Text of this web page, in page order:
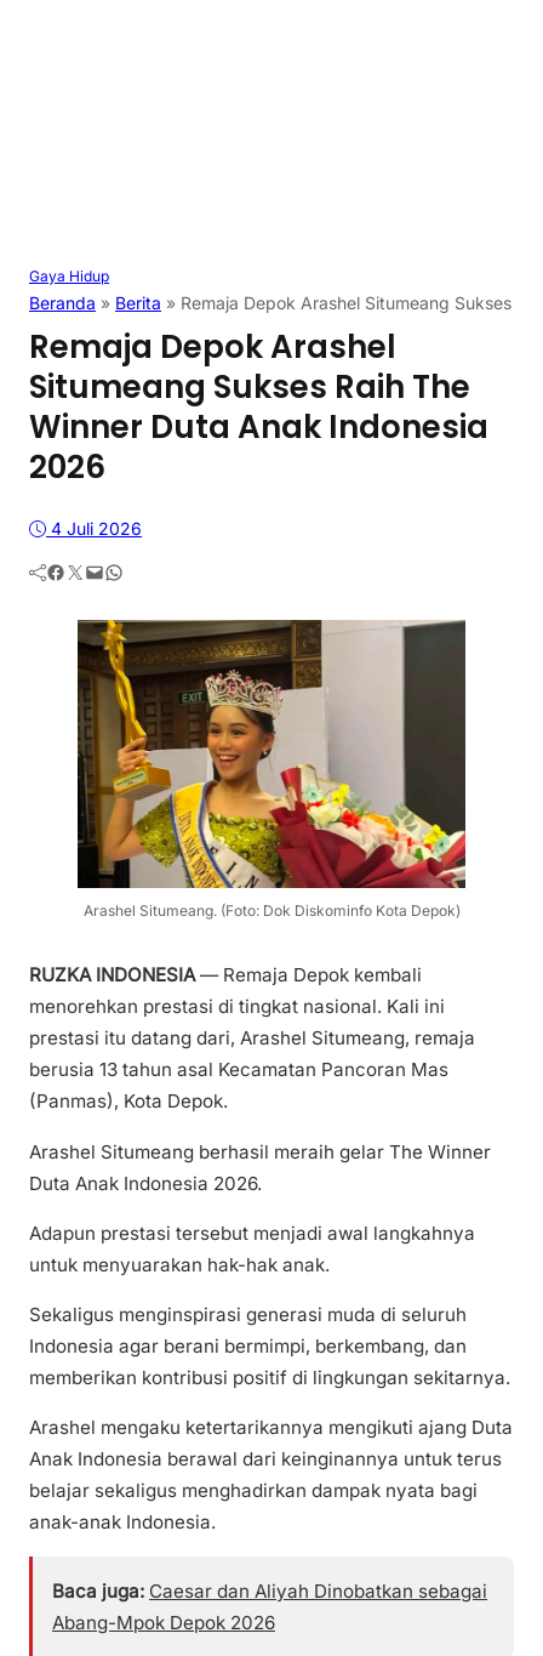
Gaya Hidup
Beranda » Berita » Remaja Depok Arashel Situmeang Sukses
Remaja Depok Arashel
Situmeang Sukses Raih The
Winner Duta Anak Indonesia
2026
4 Juli 2026
Facebook Twitter Mail WhatsApp
Arashel Situmeang. (Foto: Dok Diskominfo Kota Depok)
RUZKA INDONESIA— Remaja Depok kembali
menorehkan prestasi di tingkat nasional. Kali ini
prestasi itu datang dari, Arashel Situmeang, remaja
berusia 13 tahun asal Kecamatan Pancoran Mas
(Panmas), Kota Depok.
Arashel Situmeang berhasil meraih gelar The Winner
Duta Anak Indonesia 2026.
Adapun prestasi tersebut menjadi awal langkahnya
untuk menyuarakan hak-hak anak.
Sekaligus menginspirasi generasi muda di seluruh
Indonesia agar berani bermimpi, berkembang, dan
memberikan kontribusi positif di lingkungan sekitarnya.
Arashel mengaku ketertarikannya mengikuti ajang Duta
Anak Indonesia berawal dari keinginannya untuk terus
belajar sekaligus menghadirkan dampak nyata bagi
anak-anak Indonesia.
Baca juga: Caesar dan Aliyah Dinobatkan sebagai
Abang-Mpok Depok 2026